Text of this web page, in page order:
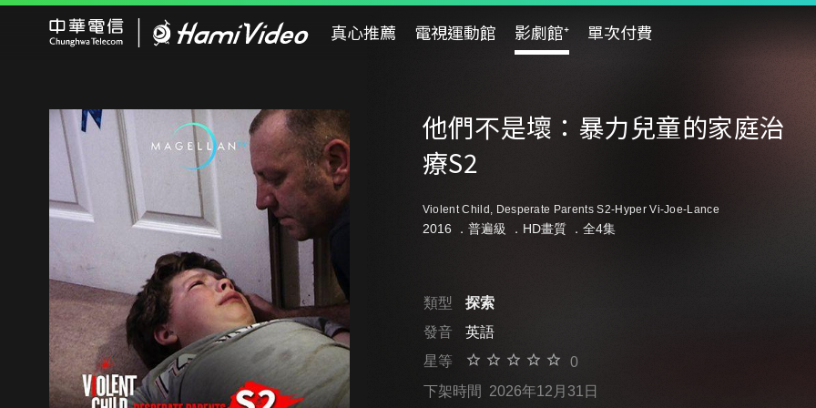
真心推薦 電視運動館 影劇館⁺ 單次付費
他們不是壞：暴力兒童的家庭治
療S2
Violent Child, Desperate Parents S2-Hyper Vi-Joe-Lance
2016 ． 普遍級 ．HD畫質 ．全4集
類型
探索
發音
英語
星等
0
下架時間 2026年12月31日